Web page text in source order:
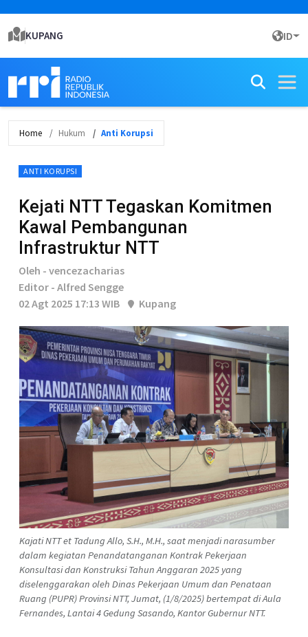
KUPANG ID
Home Hukum Anti Korupsi
ANTI KORUPSI
Kejati NTT Tegaskan Komitmen
Kawal Pembangunan
Infrastruktur NTT
Oleh - vencezacharias
Editor - Alfred Sengge
02 Agt 2025 17:13 WIB
Kupang
Kajati NTT et Tadung Allo, S.H., M.H., saat menjadi narasumber
dalam kegiatan Penandatanganan Kontrak Pekerjaan
Konsultasi dan Konstruksi Tahun Anggaran 2025 yang
diselenggarakan oleh Dinas Pekerjaan Umum dan Penataan
Ruang (PUPR) Provinsi NTT, Jumat, (1/8/2025) bertempat di Aula
Fernandes, Lantai 4 Gedung Sasando, Kantor Gubernur NTT.